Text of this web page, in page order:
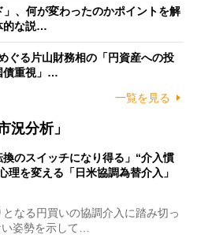
、何が変わったのかポイントを解
的な説…
ぐる片山財務相の「円資産への投
債重視」…
一覧を見る
況分析」
換のスイッチになり得る」“介入慣
理を変える「日米協調為替介入」
なる円買いの協調介入に踏み切っ
い姿勢を示して…